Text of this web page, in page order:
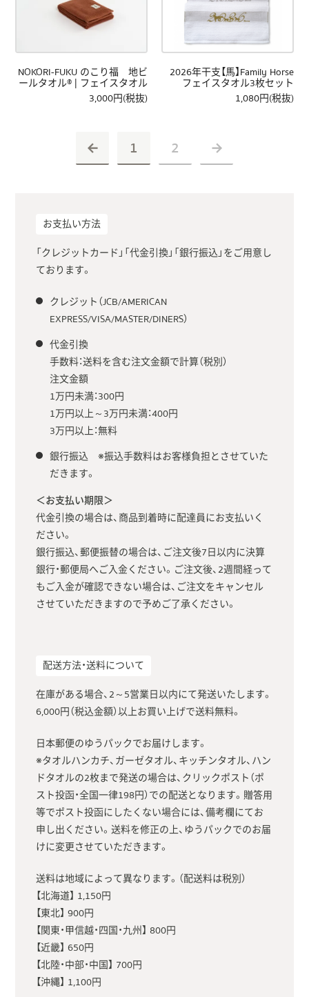
NOKORI-FUKU のこり福 地ビ
ールタオル® | フェイスタオル
3,000円(税抜)
2026年干支【馬】Family Horse
フェイスタオル3枚セット
1,080円(税抜)
← 1 2 →
お支払い方法
「クレジットカード」「代金引換」「銀行振込」をご用意し
ております。
クレジット（JCB/AMERICAN
EXPRESS/VISA/MASTER/DINERS）
代金引換
手数料：送料を含む注文金額で計算（税別）
注文金額
1万円未満：300円
1万円以上～3万円未満：400円
3万円以上：無料
銀行振込 ※振込手数料はお客様負担とさせていた
だきます。
＜お支払い期限＞
代金引換の場合は、商品到着時に配達員にお支払いく
ださい。
銀行振込、郵便振替の場合は、ご注文後7日以内に決算
銀行・郵便局へご入金ください。ご注文後、2週間経って
もご入金が確認できない場合は、ご注文をキャンセル
させていただきますので予めご了承ください。
配送方法・送料について
在庫がある場合、2～5営業日以内にて発送いたします。
6,000円（税込金額）以上お買い上げで送料無料。
日本郵便のゆうパックでお届けします。
※タオルハンカチ、ガーゼタオル、キッチンタオル、ハン
ドタオルの2枚まで発送の場合は、クリックポスト（ポ
スト投函・全国一律198円）での配送となります。贈答用
等でポスト投函にしたくない場合には、備考欄にてお
申し出ください。送料を修正の上、ゆうパックでのお届
けに変更させていただきます。
送料は地域によって異なります。（配送料は税別）
【北海道】 1,150円
【東北】 900円
【関東・甲信越・四国・九州】 800円
【近畿】 650円
【北陸・中部・中国】 700円
【沖縄】 1,100円